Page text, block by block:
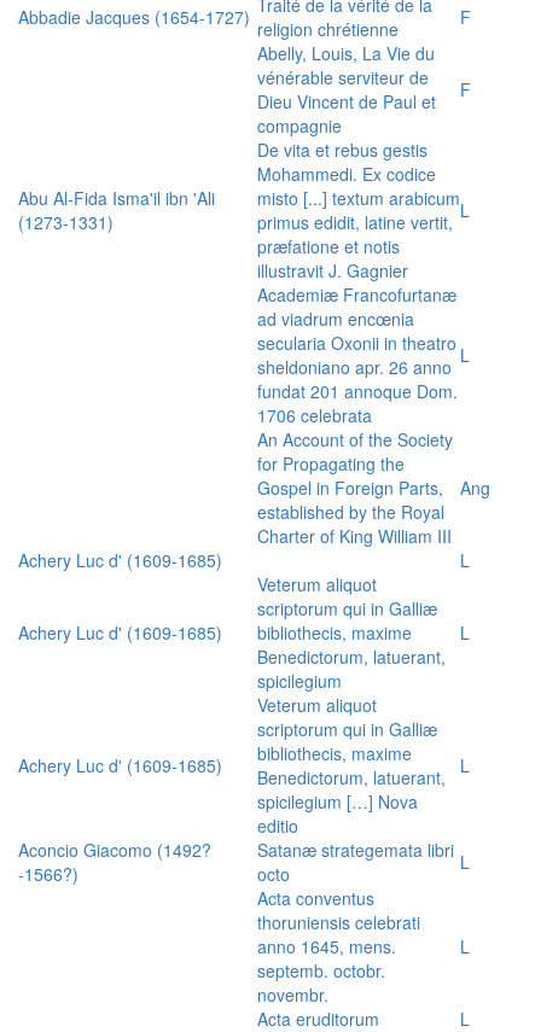
Abbadie Jacques (1654-1727) religion chrétienne
F
Abelly, Louis, La Vie du
vénérable serviteur de
Dieu Vincent de Paul et
compagnie
F
Abu Al-Fida Isma'il ibn 'Ali
(1273-1331)
De vita et rebus gestis
Mohammedi. Ex codice
misto [...] textum arabicum
primus edidit, latine vertit,
præfatione et notis
illustravit J. Gagnier
L
Academiæ Francofurtanæ
ad viadrum encœnia
secularia Oxonii in theatro
sheldoniano apr. 26 anno
fundat 201 annoque Dom.
1706 celebrata
L
An Account of the Society
for Propagating the
Gospel in Foreign Parts,
established by the Royal
Charter of King William III
Ang
Achery Luc d' (1609-1685) L
Achery Luc d' (1609-1685)
Veterum aliquot
scriptorum qui in Galliæ
bibliothecis, maxime
Benedictorum, latuerant,
spicilegium
L
Achery Luc d' (1609-1685)
Veterum aliquot
scriptorum qui in Galliæ
bibliothecis, maxime
Benedictorum, latuerant,
spicilegium […] Nova
editio
L
Aconcio Giacomo (1492?
-1566?)
Satanæ strategemata libri
octo
L
Acta conventus
thoruniensis celebrati
anno 1645, mens.
septemb. octobr.
novembr.
L
Acta eruditorum
L